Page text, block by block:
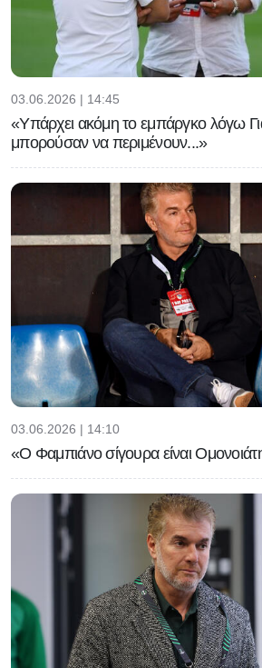
03.06.2026 | 14:45
«Υπάρχει ακόμη το εμπάργκο λόγω
μπορούσαν να περιμένουν...»
03.06.2026 | 14:10
«Ο Φαμπιάνο σίγουρα είναι